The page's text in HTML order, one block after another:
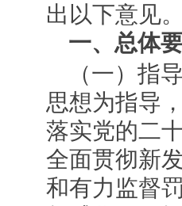
出以下意见
一、总体
（一）指
思想为指导
落实党的二
全面贯彻新
和有力监督